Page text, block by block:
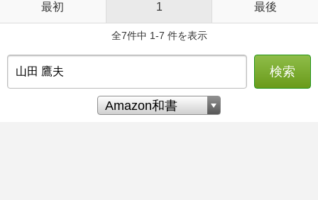
最初 1 最後
全7件中 1-7 件を表示
検索